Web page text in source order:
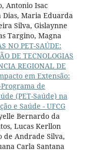
Antonio Isac
Dias, Maria Eduarda
Silva, Gislaynne
Targino, Magna
NO PET-SAÚDE:
DE TECNOLOGIAS
REGIONAL DE
em Extensão:
de
(PET-Saúde) na
e Saúde - UFCG
Bernardo da
Lucas Kerllon
de Andrade Silva,
Carla Santana